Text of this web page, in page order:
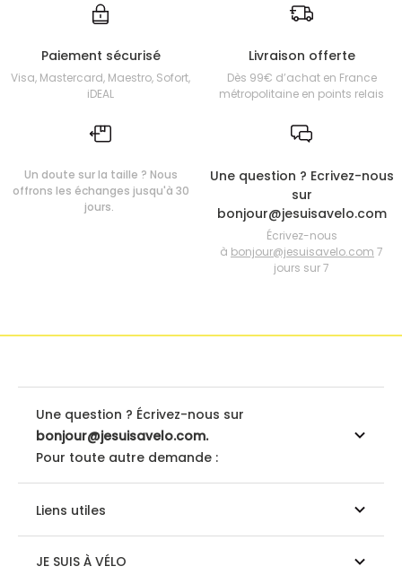
Paiement sécurisé
Visa, Mastercard, Maestro, Sofort,
iDEAL
Livraison offerte
Dès 99€ d’achat en France
métropolitaine en points relais
Un doute sur la taille ? Nous
offrons les échanges jusqu'à 30
jours.
Une question ? Ecrivez-nous
sur
bonjour@jesuisavelo.com
Écrivez-nous
à bonjour@jesuisavelo.com 7
jours sur 7
Une question ? Écrivez-nous sur
bonjour@jesuisavelo.com.
Pour toute autre demande :
Liens utiles
JE SUIS À VÉLO